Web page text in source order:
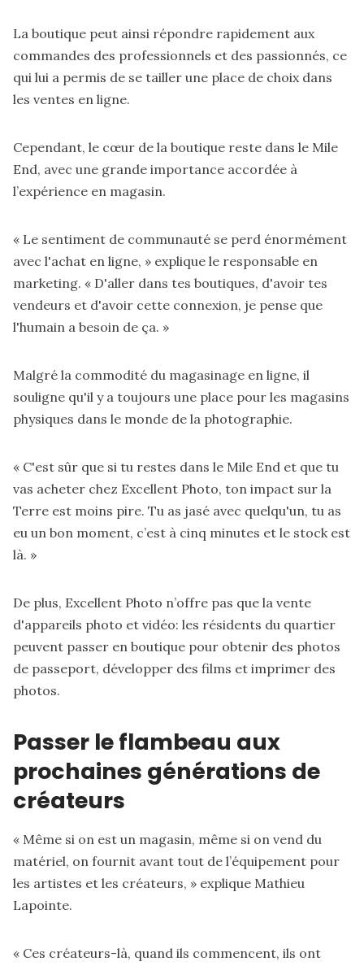
La boutique peut ainsi répondre rapidement aux
commandes des professionnels et des passionnés, ce
qui lui a permis de se tailler une place de choix dans
les ventes en ligne.
Cependant, le cœur de la boutique reste dans le Mile
End, avec une grande importance accordée à
l’expérience en magasin.
« Le sentiment de communauté se perd énormément
avec l'achat en ligne, » explique le responsable en
marketing. « D'aller dans tes boutiques, d'avoir tes
vendeurs et d'avoir cette connexion, je pense que
l'humain a besoin de ça. »
Malgré la commodité du magasinage en ligne, il
souligne qu'il y a toujours une place pour les magasins
physiques dans le monde de la photographie.
« C'est sûr que si tu restes dans le Mile End et que tu
vas acheter chez Excellent Photo, ton impact sur la
Terre est moins pire. Tu as jasé avec quelqu'un, tu as
eu un bon moment, c’est à cinq minutes et le stock est
là. »
De plus, Excellent Photo n’offre pas que la vente
d'appareils photo et vidéo: les résidents du quartier
peuvent passer en boutique pour obtenir des photos
de passeport, développer des films et imprimer des
photos.
Passer le flambeau aux
prochaines générations de
créateurs
« Même si on est un magasin, même si on vend du
matériel, on fournit avant tout de l’équipement pour
les artistes et les créateurs, » explique Mathieu
Lapointe.
« Ces créateurs-là, quand ils commencent, ils ont